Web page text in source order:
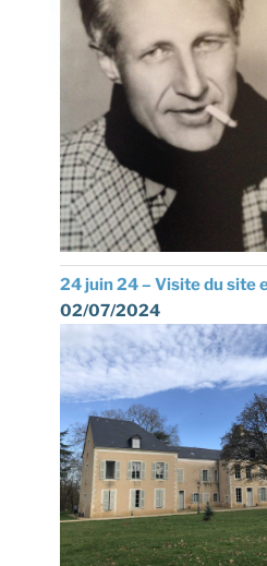
24 juin 24 – Visite du site
02/07/2024